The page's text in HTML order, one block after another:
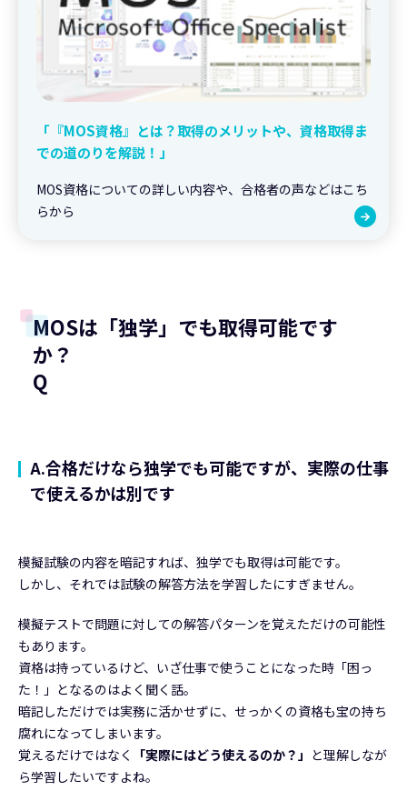
「『MOS資格』とは？取得のメリットや、資格取得ま
での道のりを解説！」
MOS資格についての詳しい内容や、合格者の声などはこち
らから
Q
MOSは「独学」でも取得可能です
か？
A.合格だけなら独学でも可能ですが、実際の仕事
で使えるかは別です
模擬試験の内容を暗記すれば、独学でも取得は可能です。
しかし、それでは試験の解答方法を学習したにすぎません。
模擬テストで問題に対しての解答パターンを覚えただけの可能性
もあります。
資格は持っているけど、いざ仕事で使うことになった時「困っ
た！」となるのはよく聞く話。
暗記しただけでは実務に活かせずに、せっかくの資格も宝の持ち
腐れになってしまいます。
覚えるだけではなく
「実際にはどう使えるのか？」 と理解しなが
ら学習したいですよね。